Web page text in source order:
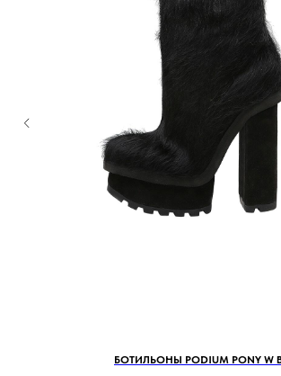
БОТИЛЬОНЫ PODIUM PONY W